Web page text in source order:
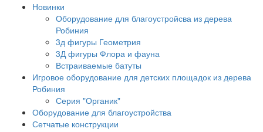
Новинки
Оборудование для благоустройсва из дерева
Робиния
3д фигуры Геометрия
3Д фигуры Флора и фауна
Встраиваемые батуты
Игровое оборудование для детских площадок из дерева
Робиния
Серия "Органик"
Оборудование для благоустройства
Сетчатые конструкции